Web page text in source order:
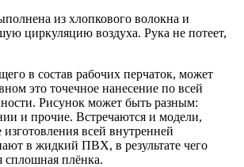
из хлопкового волокна и
циркуляцию воздуха. Рука не потеет,
в состав рабочих перчаток, может
это точечное нанесение по всей
Рисунок может быть разным:
и прочие. Встречаются и модели,
всей внутренней
в жидкий ПВХ, в результате чего
сплошная плёнка.